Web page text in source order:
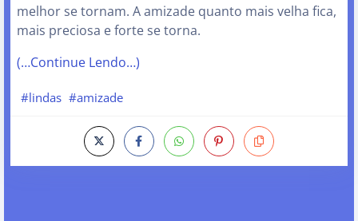
melhor se tornam. A amizade quanto mais velha fica,
mais preciosa e forte se torna.
(…Continue Lendo…)
#lindas #amizade